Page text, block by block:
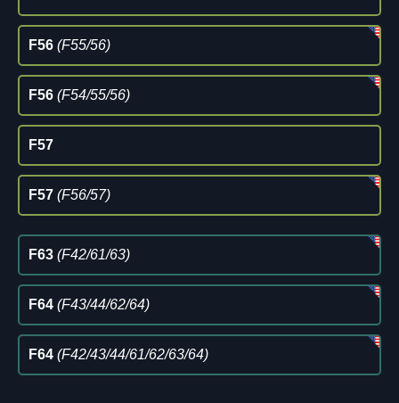
F56 (F55/56)
F56 (F54/55/56)
F57
F57 (F56/57)
F63 (F42/61/63)
F64 (F43/44/62/64)
F64 (F42/43/44/61/62/63/64)